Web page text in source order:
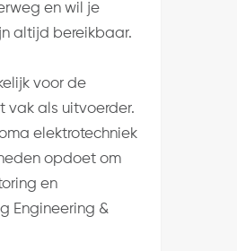
en wil je
altijd bereikbaar.
voor de
vak als uitvoerder.
elektrotechniek
opdoet om
en
Engineering &